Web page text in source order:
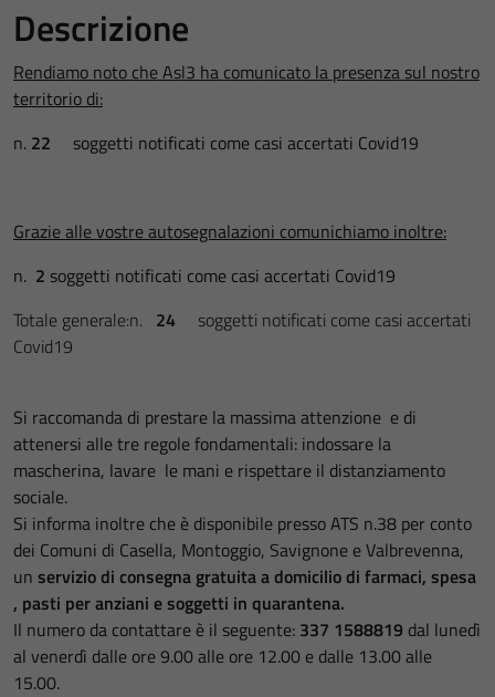
Descrizione
Rendiamo noto che Asl3 ha comunicato la presenza sul nostro
territorio di:
n. 22 soggetti notificati come casi accertati Covid19
Grazie alle vostre autosegnalazioni comunichiamo inoltre:
n. 2 soggetti notificati come casi accertati Covid19
Totale generale:n. 24
soggetti notificati come casi accertati
Covid19
Si raccomanda di prestare la massima attenzione e di
attenersi alle tre regole fondamentali: indossare la
mascherina, lavare le mani e rispettare il distanziamento
sociale.
Si informa inoltre che è disponibile pressoATS n.38 per conto
dei Comuni di Casella, Montoggio, Savignone e Valbrevenna,
un servizio di consegna gratuita a domicilio di farmaci, spesa
, pasti per anziani e soggetti in quarantena.
Il numero da contattare è il seguente: 337 1588819 dal lunedì
al venerdì dalle ore 9.00 alle ore 12.00 e dalle 13.00 alle
15.00.